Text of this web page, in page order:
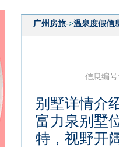
广州房旅->温泉度假信
信息编号
别墅详情介
富力泉别墅
特，视野开